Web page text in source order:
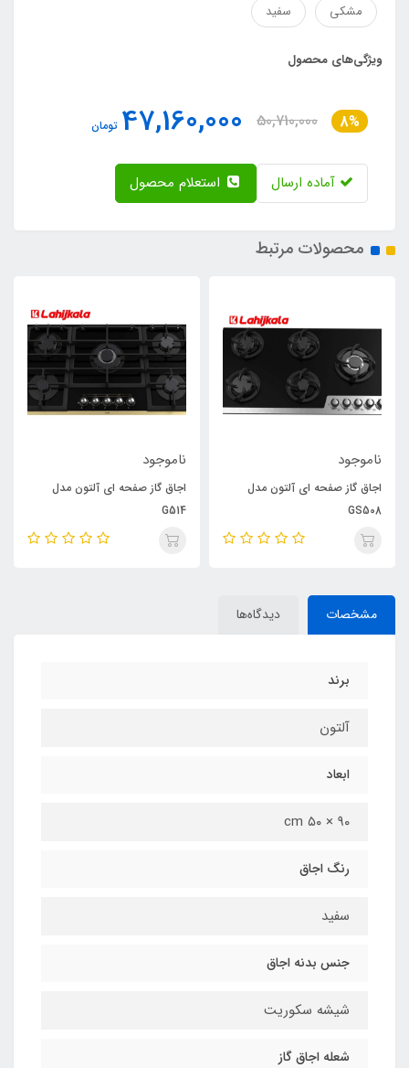
مشکی
سفید
ویژگی‌های محصول
8%
50,710,000
47,160,000 تومان
آماده ارسال
محصولات مرتبط
ناموجود
اجاق گاز صفحه ای آلتون مدل
GS508
ناموجود
اجاق گاز صفحه ای آلتون مدل
G514
مشخصات دیدگاه‌ها
برند
آلتون
ابعاد
۹۰ × ۵۰ cm
رنگ اجاق
سفید
جنس بدنه اجاق
شیشه سکوریت
شعله اجاق گاز